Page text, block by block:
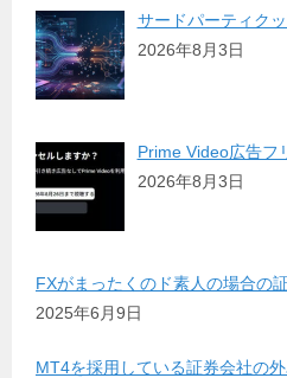
サードパーティク
2026年8月3日
Prime Video広告フ
2026年8月3日
FXがまったくのド素人の場合の
2025年6月9日
MT4を採用している証券会社の